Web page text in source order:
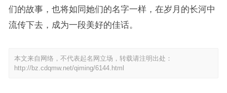
们的故事，也将如同她们的名字一样，在岁月的长河中
流传下去，成为一段美好的佳话。
本文来自网络，不代表起名网立场，转载请注明出处：
http://bz.cdqmw.net/qiming/6144.html